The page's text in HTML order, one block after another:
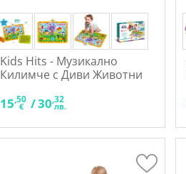
Kids Hits - Музикално
Килимче с Диви Животни
15,50
€ /30,32
лв.